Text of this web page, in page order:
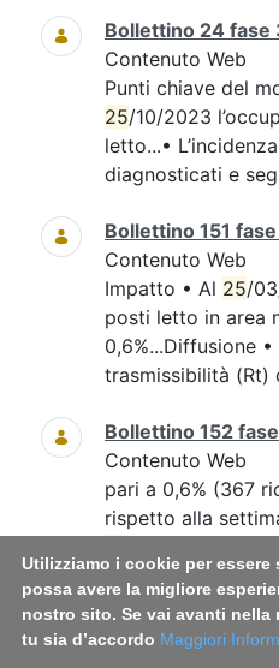
Bollettino 24 fase
Contenuto Web
Punti chiave del
25/10/2023
letto...•
diagnosticati e
Bollettino 151
Contenuto Web
Impatto • Al 25/
posti letto in area
0,6%...Diffusione •
trasmissibilità (Rt)
Bollettino 152
Contenuto Web
pari a 0,6% (367
rispetto alla
...intensiva,
rispetto alla
al...
Utilizziamo i cookie per essere
possa avere la migliore
nostro sito. Se vai avanti nella
tu sia d’accordo Maggiori